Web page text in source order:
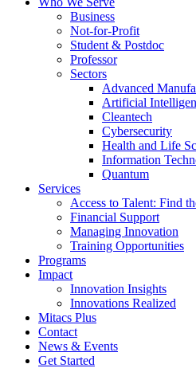
Business
Not-for-Profit
Student & Postdoc
Professor
Sectors
Advanced
Artificial
Cleantech
Cybersecurity
Health and Life
Information
Quantum
Services
Access to Talent: Find
Financial Support
Managing Innovation
Training Opportunities
Programs
Impact
Innovation Insights
Innovations Realized
Mitacs Plus
Contact
News & Events
Get Started